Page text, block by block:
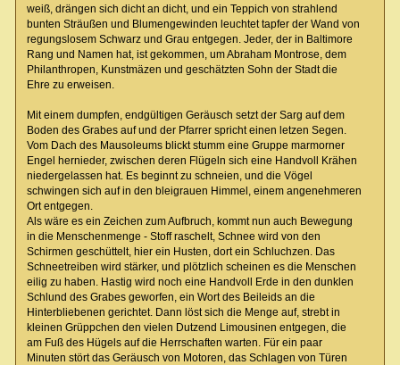
weiß, drängen sich dicht an dicht, und ein Teppich von strahlend
bunten Sträußen und Blumengewinden leuchtet tapfer der Wand von
regungslosem Schwarz und Grau entgegen. Jeder, der in Baltimore
Rang und Namen hat, ist gekommen, um Abraham Montrose, dem
Philanthropen, Kunstmäzen und geschätzten Sohn der Stadt die
Ehre zu erweisen.
Mit einem dumpfen, endgültigen Geräusch setzt der Sarg auf dem
Boden des Grabes auf und der Pfarrer spricht einen letzen Segen.
Vom Dach des Mausoleums blickt stumm eine Gruppe marmorner
Engel hernieder, zwischen deren Flügeln sich eine Handvoll Krähen
niedergelassen hat. Es beginnt zu schneien, und die Vögel
schwingen sich auf in den bleigrauen Himmel, einem angenehmeren
Ort entgegen.
Als wäre es ein Zeichen zum Aufbruch, kommt nun auch Bewegung
in die Menschenmenge - Stoff raschelt, Schnee wird von den
Schirmen geschüttelt, hier ein Husten, dort ein Schluchzen. Das
Schneetreiben wird stärker, und plötzlich scheinen es die Menschen
eilig zu haben. Hastig wird noch eine Handvoll Erde in den dunklen
Schlund des Grabes geworfen, ein Wort des Beileids an die
Hinterbliebenen gerichtet. Dann löst sich die Menge auf, strebt in
kleinen Grüppchen den vielen Dutzend Limousinen entgegen, die
am Fuß des Hügels auf die Herrschaften warten. Für ein paar
Minuten stört das Geräusch von Motoren, das Schlagen von Türen